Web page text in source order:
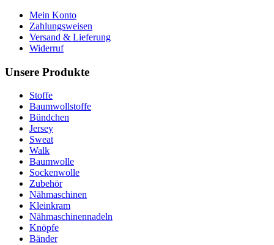
Mein Konto
Zahlungsweisen
Versand & Lieferung
Widerruf
Unsere Produkte
Stoffe
Baumwollstoffe
Bündchen
Jersey
Sweat
Walk
Baumwolle
Sockenwolle
Zubehör
Nähmaschinen
Kleinkram
Nähmaschinennadeln
Knöpfe
Bänder